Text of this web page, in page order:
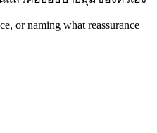
or naming what reassurance